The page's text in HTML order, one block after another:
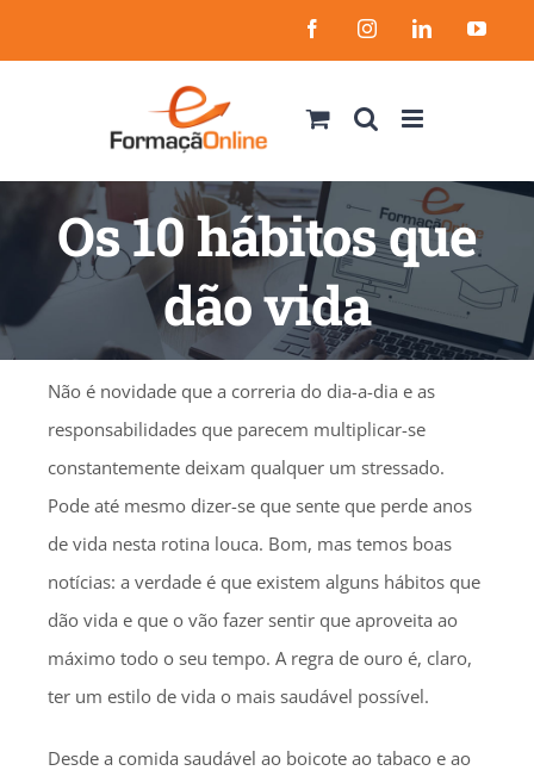
to
FacebookInstagramLinkedIn
Os 10 hábitos que
dão vida
Não é novidade que a correria do dia-a-dia e as
responsabilidades que parecem multiplicar-se
constantemente deixam qualquer um stressado.
Pode até mesmo dizer-se que sente que perde anos
de vida nesta rotina louca. Bom, mas temos boas
notícias: a verdade é que existem alguns hábitos que
dão vida e que o vão fazer sentir que aproveita ao
máximo todo o seu tempo. A regra de ouro é, claro,
ter um estilo de vida o mais saudável possível.
Desde a comida saudável ao boicote ao tabaco e ao